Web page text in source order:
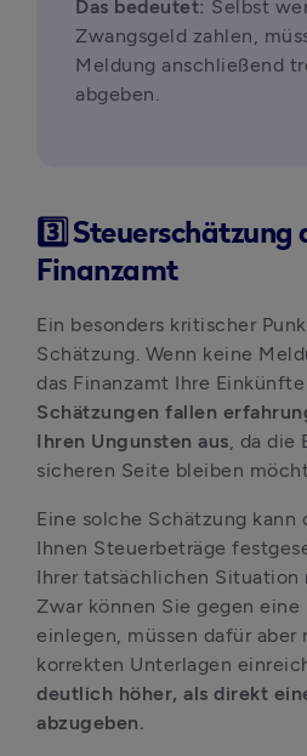
Das bedeutet: Selbst
Zwangsgeld zahlen,
Meldung anschließend
abgeben.
3️⃣ Steuerschätzung
Finanzamt
Ein besonders kritischer
Schätzung. Wenn keine
das Finanzamt Ihre
Schätzungen fallen
Ihren Ungunsten aus, da die
sicheren Seite bleiben
Eine solche Schätzung kann
Ihnen Steuerbeträge
Ihrer tatsächlichen Situation
Zwar können Sie gegen
einlegen, müssen dafür aber
korrekten Unterlagen
deutlich höher, als direkt
abzugeben.